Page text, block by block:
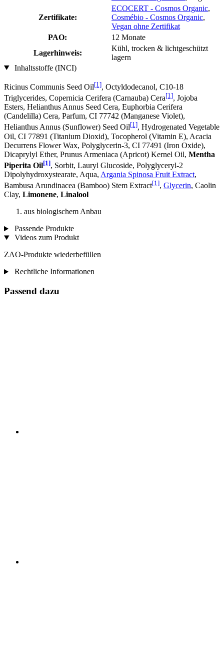
Zertifikate:
ECOCERT - Cosmos Organic,
Cosmébio - Cosmos Organic,
Vegan ohne Zertifikat
PAO:
12 Monate
Lagerhinweis:
Kühl, trocken & lichtgeschützt
lagern
Inhaltsstoffe (INCI)
Ricinus Communis Seed Oil[1], Octyldodecanol, C10-18
Triglycerides, Copernicia Cerifera (Carnauba) Cera[1], Jojoba
Esters, Helianthus Annus Seed Cera, Euphorbia Cerifera
(Candelilla) Cera, Parfum, CI 77742 (Manganese Violet),
Helianthus Annus (Sunflower) Seed Oil[1], Hydrogenated Vegetable
Oil, CI 77891 (Titanium Dioxid), Tocopherol (Vitamin E), Acacia
Decurrens Flower Wax, Polyglycerin-3, CI 77491 (Iron Oxide),
Dicaprylyl Ether, Prunus Armeniaca (Apricot) Kernel Oil, Mentha
Piperita Oil[1], Sorbit, Lauryl Glucoside, Polyglyceryl-2
Dipolyhydroxystearate, Aqua, Argania Spinosa Fruit Extract,
Bambusa Arundinacea (Bamboo) Stem Extract[1], Glycerin, Caolin
Clay, Limonene, Linalool
aus biologischem Anbau
Passende Produkte
Videos zum Produkt
ZAO-Produkte wiederbefüllen
Rechtliche Informationen
Passend dazu